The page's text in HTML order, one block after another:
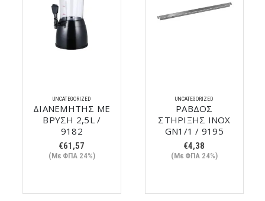
UNCATEGORIZED
ΔΙΑΝΕΜΗΤΗΣ ΜΕ
ΒΡΥΣΗ 2,5L /
9182
€61,57
(Με ΦΠΑ 24%)
UNCATEGORIZED
ΡΑΒΔΟΣ
ΣΤΗΡΙΞΗΣ ΙΝΟΧ
GN1/1 / 9195
€4,38
(Με ΦΠΑ 24%)